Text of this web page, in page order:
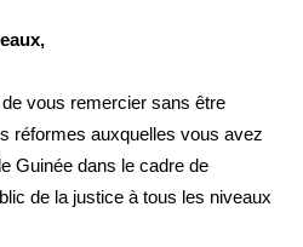
vous remercier sans être
réformes auxquelles vous avez
Guinée dans le cadre de
de la justice à tous les niveaux